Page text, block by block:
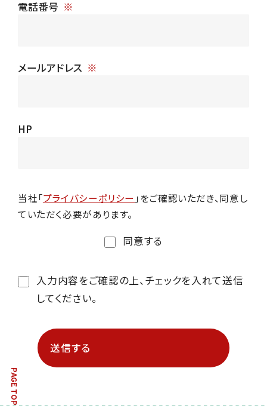
電話番号
メールアドレス
HP
当社「プライバシーポリシー 」をご確認いただき、同意し
ていただく必要があります。
同意する
入力内容をご確認の上、チェックを入れて送信
してください。
PAGE TOP